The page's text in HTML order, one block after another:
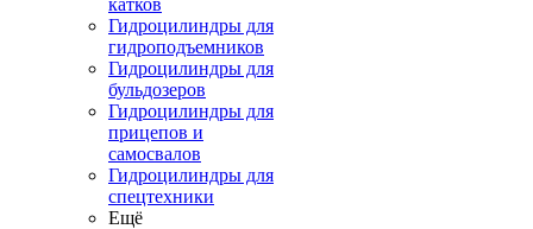
катков
Гидроцилиндры для
гидроподъемников
Гидроцилиндры для
бульдозеров
Гидроцилиндры для
прицепов и
самосвалов
Гидроцилиндры для
спецтехники
Ещё